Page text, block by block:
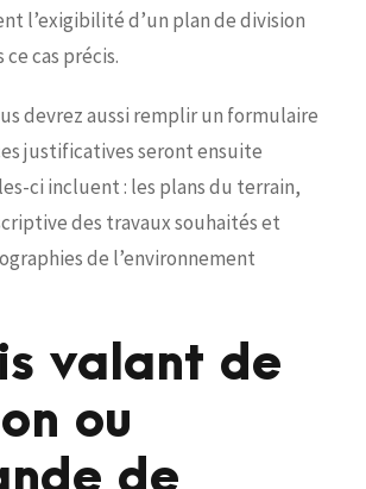
l’exigibilité d’un plan de division
cas précis.
devrez aussi remplir un formulaire
justificatives seront ensuite
ci incluent : les plans du terrain,
des travaux souhaités et
de l’environnement
valant de
ou